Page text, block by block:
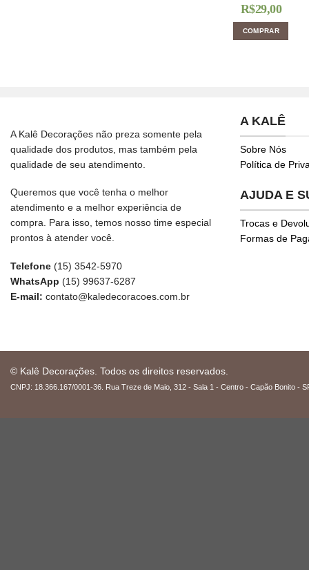
R$29,00
COMPRAR
A Kalê Decorações não preza somente pela
qualidade dos produtos, mas também pela
qualidade de seu atendimento.
Queremos que você tenha o melhor
atendimento e a melhor experiência de
compra. Para isso, temos nosso time especial
prontos à atender você.
Telefone (15) 3542-5970
WhatsApp (15) 99637-6287
E-mail: contato@kaledecoracoes.com.br
A KALÊ
Sobre Nós
Política de
AJUDA E
Trocas e
Formas de
© Kalê Decorações. Todos os direitos reservados.
CNPJ: 18.366.167/0001-36. Rua Treze de Maio, 312 - Sala 1 - Centro - Capão Bonito -